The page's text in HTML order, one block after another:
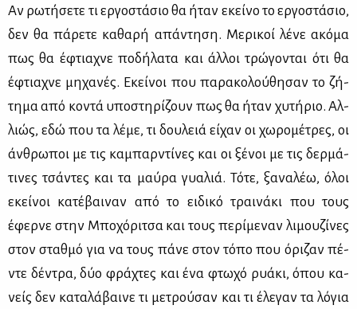
Αν ρω­τή­σε­τε τι ερ­γο­στά­σιο θα ήταν εκεί­νο το ερ­γο­στά­σιο,
δεν θα πά­ρε­τε κα­θα­ρή απά­ντη­ση. Με­ρι­κοί λέ­νε ακό­μα
πως θα έφτια­χνε πο­δή­λα­τα και άλ­λοι τρώ­γο­νται ότι θα
έφτια­χνε μη­χα­νές. Εκεί­νοι που πα­ρα­κο­λού­θη­σαν το ζή­
τη­μα από κο­ντά υπο­στη­ρί­ζουν πως θα ήταν χυ­τή­ριο. Αλ­
λιώς, εδώ που τα λέ­με, τι δου­λειά εί­χαν οι χω­ρο­μέ­τρες, οι
άν­θρω­ποι με τις κα­μπαρ­ντί­νες και οι ξέ­νοι με τις δερ­μά­
τι­νες τσά­ντες και τα μαύ­ρα γυα­λιά. Τό­τε, ξα­να­λέω, όλοι
εκεί­νοι κα­τέ­βαι­ναν από το ει­δι­κό τραι­νά­κι που τους
έφερ­νε στην Μπο­χό­ρι­τσα και τους πε­ρί­με­ναν λι­μου­ζί­νες
στον σταθ­μό για να τους πά­νε στον τό­πο που όρι­ζαν πέ­
ντε δέ­ντρα, δύο φρά­χτες και ένα φτω­χό ρυά­κι, όπου κα­
νείς δεν κα­τα­λά­βαι­νε τι με­τρού­σαν και τι έλε­γαν τα λό­για